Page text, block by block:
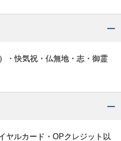
・快気祝・仏無地・志・御霊
ヤルカード・OPクレジット以